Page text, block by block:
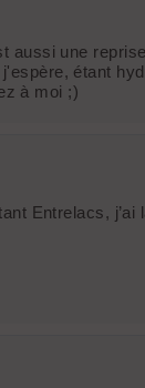
aussi une
étant
à moi ;)
Entrelacs, j’ai